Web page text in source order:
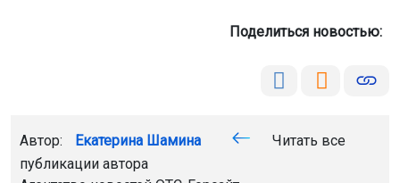
Поделиться новостью:
Автор: Екатерина Шамина
Читать все
публикации автора